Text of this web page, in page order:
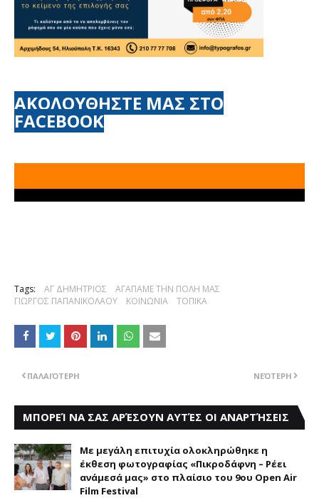
ΑΚΟΛΟΥΘΗΣΤΕ ΜΑΣ ΣΤΟ
FACEBOOK
Tags: ΑΓ ΔΗΜΗΤΡΙΟΣ
ΑΓΑΠΑΜΕ ΤΗΝ ΠΟΛΗ ΜΑΣ
ΓΙΩΡΓΟΣ ΠΑΠΑΝΙΚΟΛΑΟΥ
ΚΟΙΝΩΝΙΑ ΤΟΠΙΚΑ
ΝΕΌΤΕΡΗ
ΠΑΛΑΙΌΤΕΡΗ
ΜΠΟΡΕΊ ΝΑ ΣΑΣ ΑΡΈΣΟΥΝ ΑΥΤΈΣ ΟΙ ΑΝΑΡΤΉΣΕΙΣ
Με μεγάλη επιτυχία ολοκληρώθηκε η
έκθεση φωτογραφίας «Πικροδάφνη – Ρέει
ανάμεσά μας» στο πλαίσιο του 9ου Open Air
Film Festival